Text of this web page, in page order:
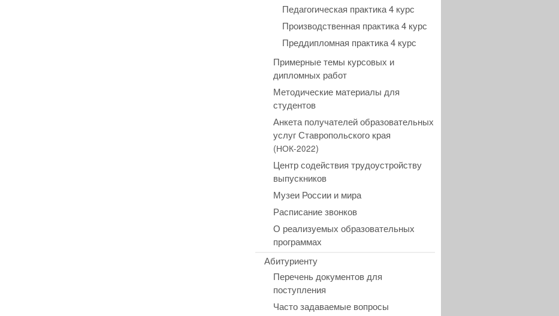
Педагогическая практика 4 курс
Производственная практика 4 курс
Преддипломная практика 4 курс
Примерные темы курсовых и
дипломных работ
Методические материалы для
студентов
Анкета получателей образовательных
услуг Ставропольского края
(НОК-2022)
Центр содействия трудоустройству
выпускников
Музеи России и мира
Расписание звонков
О реализуемых образовательных
программах
Абитуриенту
Перечень документов для
поступления
Часто задаваемые вопросы